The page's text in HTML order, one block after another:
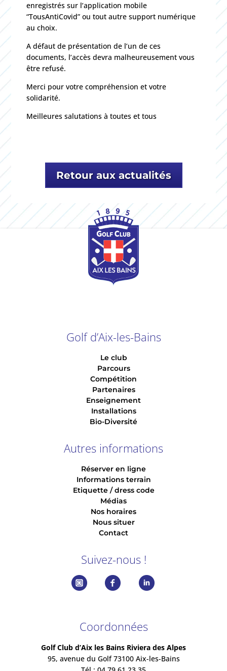
enregistrés sur l’application mobile
“TousAntiCovid” ou tout autre support numérique
au choix.
A défaut de présentation de l’un de ces
documents, l’accès devra malheureusement vous
être refusé.
Merci pour votre compréhension et votre
solidarité.
Meilleures salutations à toutes et tous
Retour aux actualités
Golf d’Aix-les-Bains
Le club
Parcours
Compétition
Partenaires
Enseignement
Installations
Bio-Diversité
Autres informations
Réserver en ligne
Informations terrain
Etiquette / dress code
Médias
Nos horaires
Nous situer
Contact
Suivez-nous !
Coordonnées
Golf Club d’Aix les Bains Riviera des Alpes
95, avenue du Golf 73100 Aix-les-Bains